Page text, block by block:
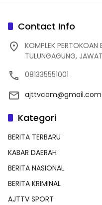
Contact Info
KOMPLEK
TULUNGAGUNG,
081335551001
ajttvcom@gmail.com
Kategori
BERITA TERBARU
KABAR DAERAH
BERITA NASIONAL
BERITA KRIMINAL
AJTTV SPORT